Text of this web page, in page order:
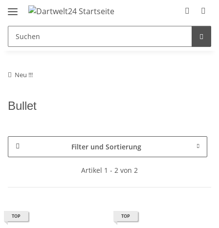
Neu !!!
Bullet
Filter und Sortierung
Artikel 1 - 2 von 2
TOP TOP